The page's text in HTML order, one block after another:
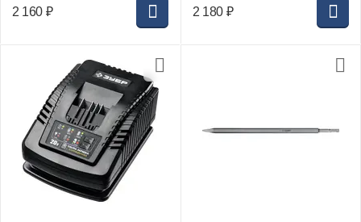
2 160 ₽ 2 180 ₽